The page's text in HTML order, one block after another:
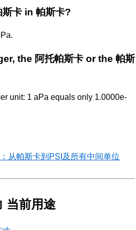
卡 in 帕斯卡?
the 阿托帕斯卡 or the 帕斯
unit: 1 aPa equals only 1.0000e-
从帕斯卡到PSI及所有中间单位
当前用途